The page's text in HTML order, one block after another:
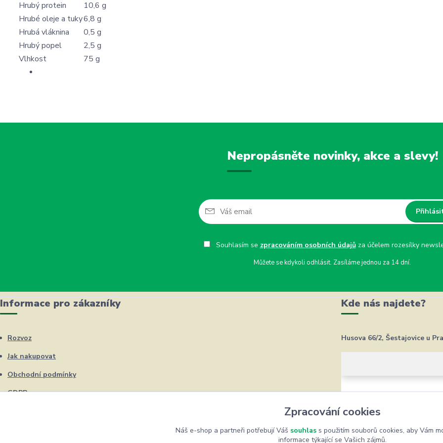
Hrubý protein
10,6 g
Hrubé oleje a tuky6,8 g
Hrubá vláknina
0,5 g
Hrubý popel
2,5 g
Vlhkost
75 g
Nepropásněte novinky, akce a slevy!
Souhlasím se zpracováním osobních údajůza účelem rozesílky
Můžete se kdykoli odhlásit. Zasíláme jednou za 14 dní.
Informace pro zákazníky
Rozvoz
Jak nakupovat
Obchodní podmínky
GDPR
Kde nás najdete?
Husova 66/2, Šestajovice u
Zpracování cookies
Náš e-shop a partneři potřebují Váš souhlass použitím souborů cookies, aby Vám
informace týkající se Vašich zájmů.